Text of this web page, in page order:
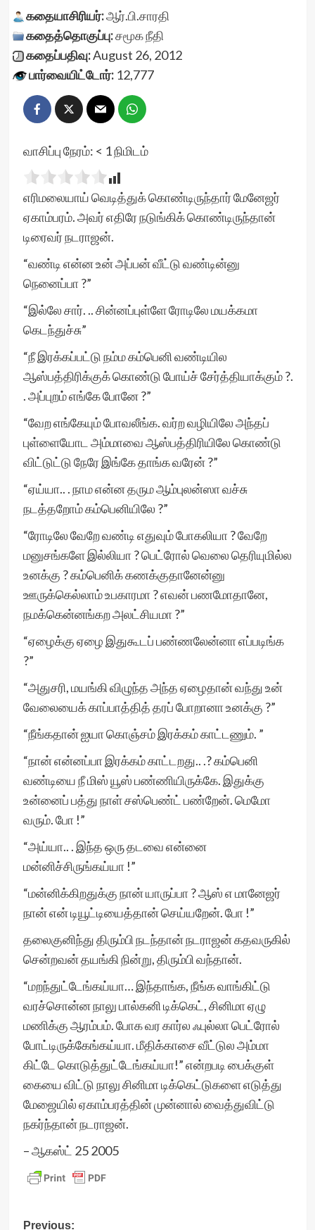
கதையாசிரியர்:ஆர்.பி.சாரதி
கதைத்தொகுப்பு:சமூக நீதி
கதைப்பதிவு:August 26, 2012
பார்வையிட்டோர்:12,777
வாசிப்பு நேரம்: < 1நிமிடம்
எரிமலையாய் வெடித்துக் கொண்டிருந்தார் மேனேஜர்
ஏகாம்பரம். அவர் எதிரே நடுங்கிக் கொண்டிருந்தான்
டிரைவர் நடராஜன்.
“வண்டி என்ன உன் அப்பன் வீட்டு வண்டின்னு
நெனைப்பா ?”
“இல்லே சார். .. சின்னப்புள்ளே ரோடிலே மயக்கமா
கெடந்துச்சு”
“நீ இரக்கப்பட்டு நம்ம கம்பெனி வண்டியில
ஆஸ்பத்திரிக்குக் கொண்டு போய்ச் சேர்த்தியாக்கும் ?.
. அப்புறம் எங்கே போனே ?”
“வேற எங்கேயும் போவலீங்க. வர்ற வழியிலே அந்தப்
புள்ளையோட அம்மாவை ஆஸ்பத்திரியிலே கொண்டு
விட்டுட்டு நேரே இங்கே தாங்க வரேன் ?”
“ஏய்யா.. . நாம என்ன தரும ஆம்புலன்ஸா வச்சு
நடத்தறோம் கம்பெனியிலே ?”
“ரோடிலே வேறே வண்டி எதுவும் போகலியா ? வேறே
மனுசங்களே இல்லியா ? பெட்ரோல் வெலை தெரியுமில்ல
உனக்கு ? கம்பெனிக் கணக்குதானேன்னு
ஊருக்கெல்லாம் உபகாரமா ? எவன் பணமோதானே,
நமக்கென்னங்கற அலட்சியமா ?”
“ஏழைக்கு ஏழை இதுகூடப் பண்ணலேன்னா எப்படிங்க
?”
“அதுசரி, மயங்கி விழுந்த அந்த ஏழைதான் வந்து உன்
வேலையைக் காப்பாத்தித் தரப் போறானா உனக்கு ?”
“நீங்கதான் ஐயா கொஞ்சம் இரக்கம் காட்டணும். ”
“நான் என்னப்பா இரக்கம் காட்டறது.. .? கம்பெனி
வண்டியை நீ மிஸ் யூஸ் பண்ணியிருக்கே. இதுக்கு
உன்னைப் பத்து நாள் சஸ்பெண்ட் பண்றேன். மெமோ
வரும். போ !”
“அய்யா.. . இந்த ஒரு தடவை என்னை
மன்னிச்சிருங்கய்யா !”
“மன்னிக்கிறதுக்கு நான் யாருப்பா ? ஆஸ் எ மானேஜர்
நான் என் டியூட்டியைத்தான் செய்யறேன். போ !”
தலைகுனிந்து திரும்பி நடந்தான் நடராஜன் கதவருகில்
சென்றவன் தயங்கி நின்று, திரும்பி வந்தான்.
“மறந்துட்டேங்கய்யா… இந்தாங்க, நீங்க வாங்கிட்டு
வரச்சொன்ன நாலு பால்கனி டிக்கெட், சினிமா ஏழு
மணிக்கு ஆரம்பம். போக வர கார்ல ஃபுல்லா பெட்ரோல்
போட்டிருக்கேங்கய்யா. மீதிக்காசை வீட்டுல அம்மா
கிட்டே கொடுத்துட்டேங்கய்யா!” என்றபடி பைக்குள்
கையை விட்டு நாலு சினிமா டிக்கெட்டுகளை எடுத்து
மேஜையில் ஏகாம்பரத்தின் முன்னால் வைத்துவிட்டு
நகர்ந்தான் நடராஜன்.
– ஆகஸ்ட் 25 2005
Previous: